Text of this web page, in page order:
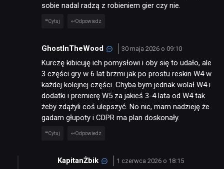
sobie nadal radzą z robieniem gier czy nie.
Cytuj Odpowiedz
GhostInTheWood 30 maja 2026 o 09:10
Kurczę kibicuję ich pomysłowi i oby się to udało, ale
3 części gry w 6 lat brzmi jak po prostu reskin W4 w
każdej kolejnej części. Chyba bym jednak wolał W4 i
dodatki i premierę W5 za jakieś 3-4 lata od W4 tak
żeby zdążyli coś ulepszyć. No nic, mam nadzieję że
gadam głupoty i CDPR ma plan doskonały.
Cytuj Odpowiedz
KapitanŻbik 1 czerwca 2026 o 18:15